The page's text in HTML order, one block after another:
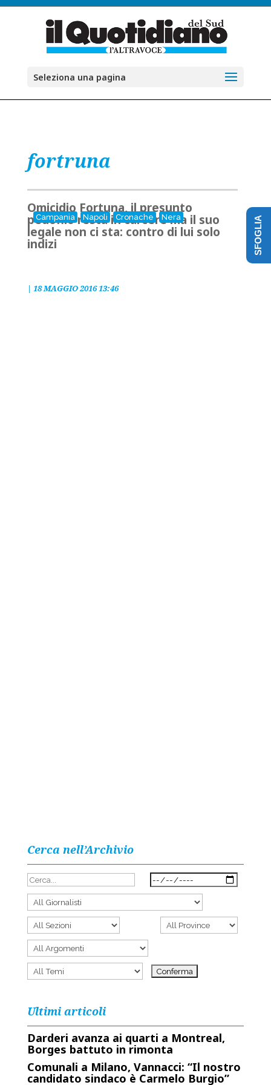
Seleziona una pagina
fortruna
Campania Napoli Cronache Nera
Omicidio Fortuna, il presunto
pedofilo resta in carcere ma il suo
legale non ci sta: contro di lui solo
indizi
| 18 MAGGIO 2016 13:46
Cerca nell’Archivio
Ultimi articoli
Darderi avanza ai quarti a Montreal,
Borges battuto in rimonta
Comunali a Milano, Vannacci: “Il nostro
candidato sindaco è Carmelo Burgio”
SFOGLIA